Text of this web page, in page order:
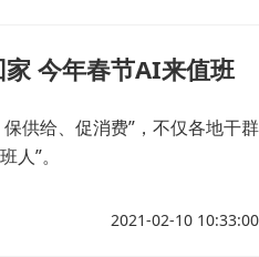
今年春节AI来值班
供给、促消费”，不仅各地干群
人”。
2021-02-10 10:33:00